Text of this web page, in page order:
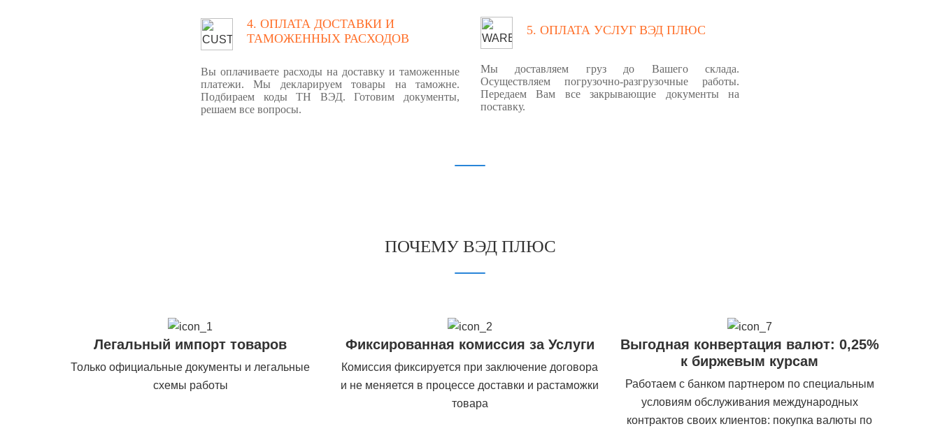
4. ОПЛАТА ДОСТАВКИ И
ТАМОЖЕННЫХ РАСХОДОВ
Вы оплачиваете расходы на доставку и таможенные
платежи. Мы декларируем товары на таможне.
Подбираем коды ТН ВЭД. Готовим документы,
решаем все вопросы.
5. ОПЛАТА УСЛУГ ВЭД ПЛЮС
Мы доставляем груз до Вашего склада.
Осуществляем погрузочно-разгрузочные работы.
Передаем Вам все закрывающие документы на
поставку.
ПОЧЕМУ ВЭД ПЛЮС
Легальный импорт товаров
Только официальные документы и легальные
схемы работы
Фиксированная комиссия за Услуги
Комиссия фиксируется при заключение договора
и не меняется в процессе доставки и растаможки
товара
Выгодная конвертация валют: 0,25%
к биржевым курсам
Работаем с банком партнером по специальным
условиям обслуживания международных
контрактов своих клиентов: покупка валюты по